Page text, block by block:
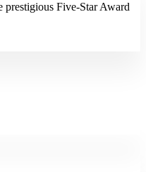
prestigious Five-Star Award